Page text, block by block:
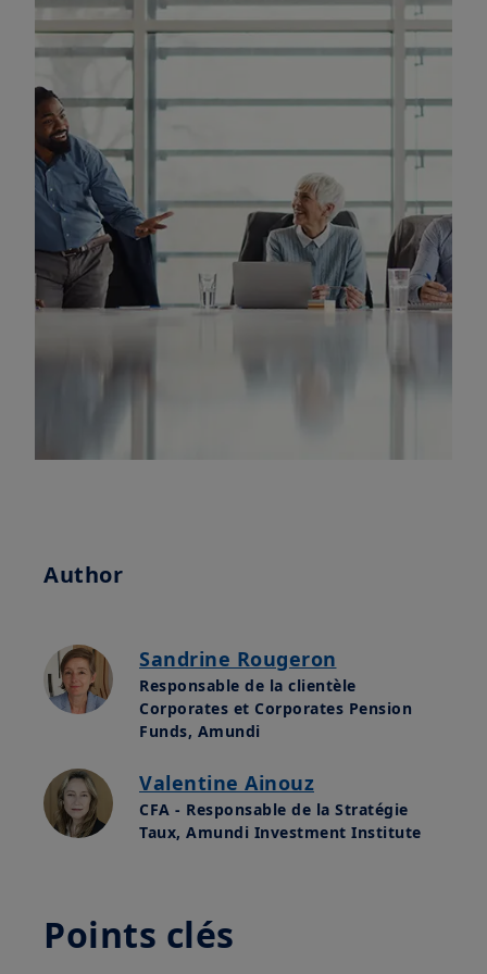
Author
Sandrine Rougeron
Responsable de la clientèle
Corporates et Corporates Pension
Funds, Amundi
Valentine Ainouz
CFA - Responsable de la Stratégie
Taux, Amundi Investment Institute
Points clés